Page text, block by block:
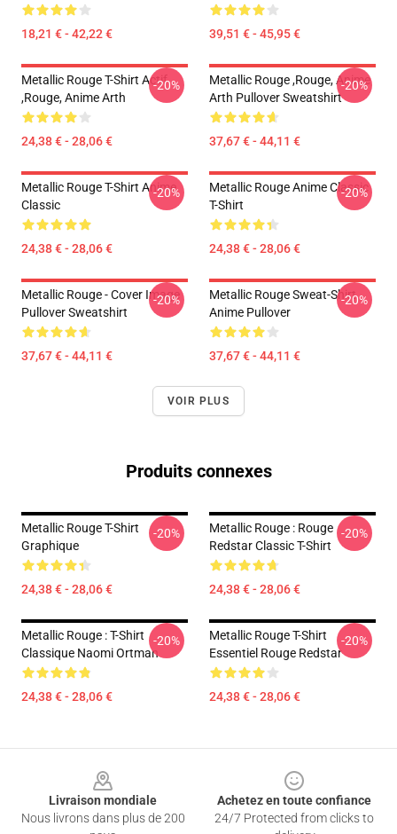
18,21 € - 42,22 € 39,51 € - 45,95 €
Metallic Rouge T-Shirt Actif
,rouge, Anime Arth
24,38 € - 28,06 €
-20%
Metallic Rouge ,rouge, Anime
Arth Pullover Sweatshirt
37,67 € - 44,11 €
-20%
Metallic Rouge T-Shirt Anime
Classic
24,38 € - 28,06 €
-20%
Metallic Rouge Anime Classic
T-Shirt
24,38 € - 28,06 €
-20%
Metallic Rouge - Cover Image
Pullover Sweatshirt
37,67 € - 44,11 €
-20%
Metallic Rouge Sweat-Shirt
Anime Pullover
37,67 € - 44,11 €
-20%
VOIR PLUS
Produits connexes
Metallic Rouge T-Shirt
Graphique
24,38 € - 28,06 €
-20%
Metallic Rouge : Rouge
Redstar Classic T-Shirt
24,38 € - 28,06 €
-20%
Metallic Rouge : T-Shirt
Classique Naomi Ortman
24,38 € - 28,06 €
-20%
Metallic Rouge T-Shirt
Essentiel Rouge Redstar
24,38 € - 28,06 €
-20%
Livraison mondiale
Nous livrons dans plus de 200
Achetez en toute confiance
24/7 Protected from clicks to